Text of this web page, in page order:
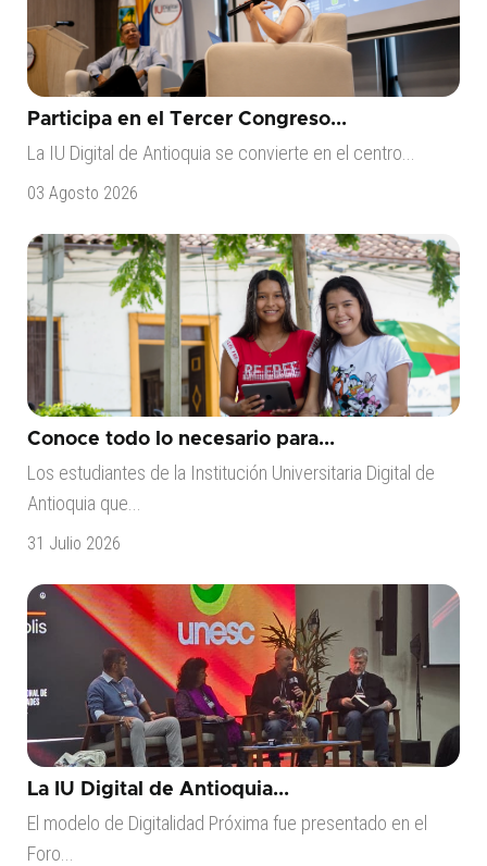
Participa en el Tercer Congreso...
La IU Digital de Antioquia se convierte en el centro...
03 Agosto 2026
Conoce todo lo necesario para...
Los estudiantes de la Institución Universitaria Digital de
Antioquia que...
31 Julio 2026
La IU Digital de Antioquia...
El modelo de Digitalidad Próxima fue presentado en el
Foro...